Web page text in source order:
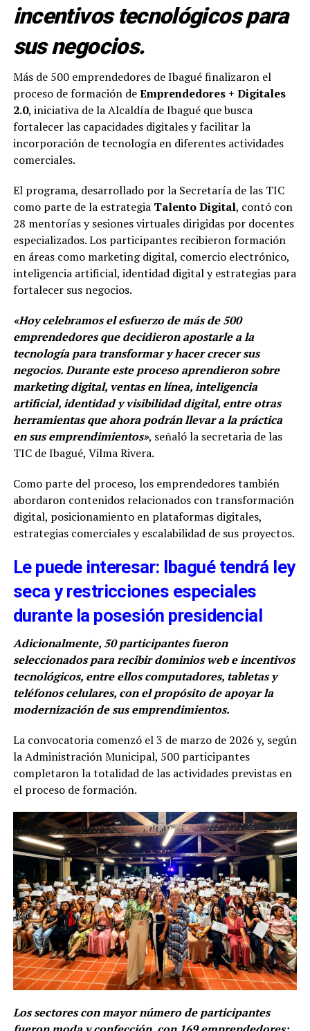
incentivos tecnológicos para
sus negocios.
Más de 500 emprendedores de Ibagué finalizaron el
proceso de formación deEmprendedores + Digitales
2.0, iniciativa de la Alcaldía de Ibagué que busca
fortalecer las capacidades digitales y facilitar la
incorporación de tecnología en diferentes actividades
comerciales.
El programa, desarrollado por la Secretaría de las TIC
como parte de la estrategia Talento Digital, contó con
28 mentorías y sesiones virtuales dirigidas por docentes
especializados. Los participantes recibieron formación
en áreas como marketing digital, comercio electrónico,
inteligencia artificial, identidad digital y estrategias para
fortalecer sus negocios.
«Hoy celebramos el esfuerzo de más de 500
emprendedores que decidieron apostarle a la
tecnología para transformar y hacer crecer sus
negocios. Durante este proceso aprendieron sobre
marketing digital, ventas en línea, inteligencia
artificial, identidad y visibilidad digital, entre otras
herramientas que ahora podrán llevar a la práctica
en sus emprendimientos», señaló la secretaria de las
TIC de Ibagué, Vilma Rivera.
Como parte del proceso, los emprendedores también
abordaron contenidos relacionados con transformación
digital, posicionamiento en plataformas digitales,
estrategias comerciales y escalabilidad de sus proyectos.
Le puede interesar: Ibagué tendrá ley
seca y restricciones especiales
durante la posesión presidencial
Adicionalmente, 50 participantes fueron
seleccionados para recibir dominios web e incentivos
tecnológicos, entre ellos computadores, tabletas y
teléfonos celulares, con el propósito de apoyar la
modernización de sus emprendimientos.
La convocatoria comenzó el 3 de marzo de 2026 y, según
la Administración Municipal, 500 participantes
completaron la totalidad de las actividades previstas en
el proceso de formación.
Los sectores con mayor número de participantes